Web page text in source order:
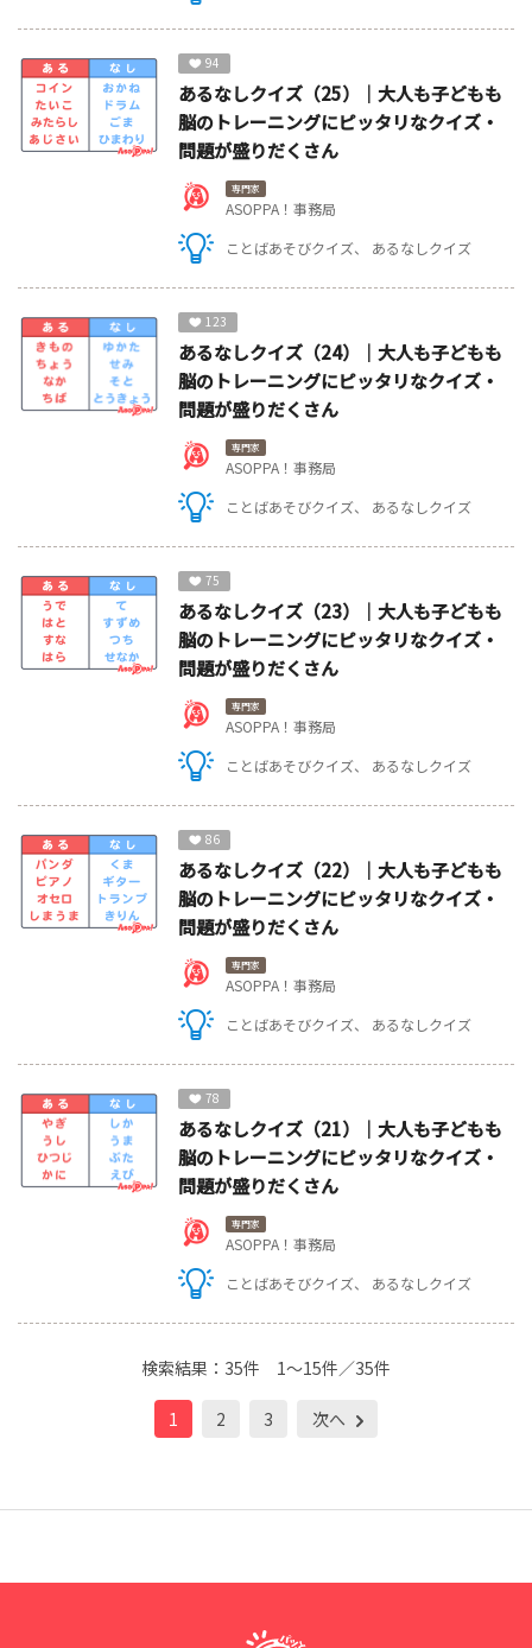
94
あるなしクイズ（25）｜大人も子どもも
脳のトレーニングにピッタリなクイズ・
問題が盛りだくさん
専門家
ASOPPA！事務局
ことばあそびクイズ
あるなしクイズ
123
あるなしクイズ（24）｜大人も子どもも
脳のトレーニングにピッタリなクイズ・
問題が盛りだくさん
専門家
ASOPPA！事務局
ことばあそびクイズ
あるなしクイズ
75
あるなしクイズ（23）｜大人も子どもも
脳のトレーニングにピッタリなクイズ・
問題が盛りだくさん
専門家
ASOPPA！事務局
ことばあそびクイズ
あるなしクイズ
86
あるなしクイズ（22）｜大人も子どもも
脳のトレーニングにピッタリなクイズ・
問題が盛りだくさん
専門家
ASOPPA！事務局
ことばあそびクイズ
あるなしクイズ
78
あるなしクイズ（21）｜大人も子どもも
脳のトレーニングにピッタリなクイズ・
問題が盛りだくさん
専門家
ASOPPA！事務局
ことばあそびクイズ
あるなしクイズ
検索結果： 35件 1～15件／35件
1 2 3 次へ